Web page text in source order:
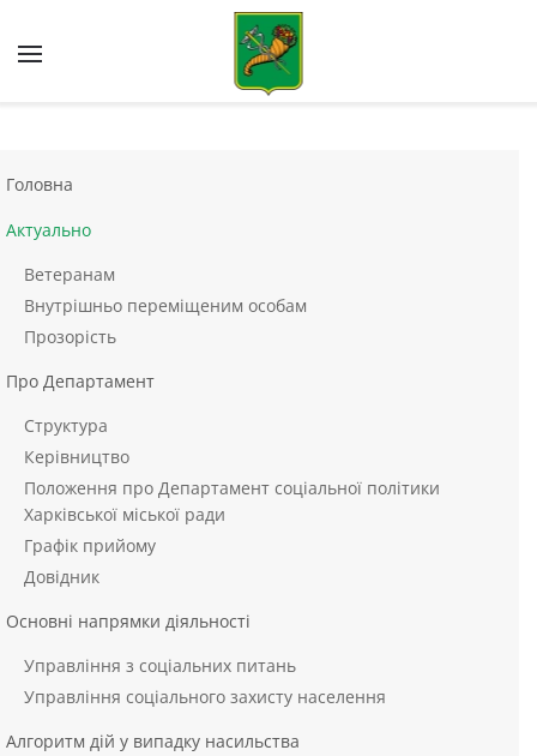
Skip to main content
Головна
Актуально
Ветеранам
Внутрішньо переміщеним особам
Прозорість
Про Департамент
Структура
Керівництво
Положення про Департамент соціальної політики
Харківської міської ради
Графік прийому
Довідник
Основні напрямки діяльності
Управління з соціальних питань
Управління соціального захисту населення
Алгоритм дій у випадку насильства